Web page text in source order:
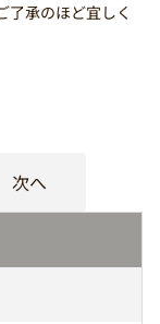
了承のほど宜しく
次へ